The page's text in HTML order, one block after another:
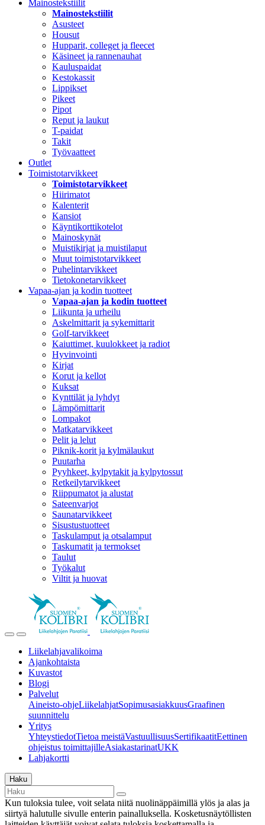
Mainostekstiilit
Mainostekstiilit
Asusteet
Housut
Hupparit, colleget ja fleecet
Käsineet ja rannenauhat
Kauluspaidat
Kestokassit
Lippikset
Pikeet
Pipot
Reput ja laukut
T-paidat
Takit
Työvaatteet
Outlet
Toimistotarvikkeet
Toimistotarvikkeet
Hiirimatot
Kalenterit
Kansiot
Käyntikorttikotelot
Mainoskynät
Muistikirjat ja muistilaput
Muut toimistotarvikkeet
Puhelintarvikkeet
Tietokonetarvikkeet
Vapaa-ajan ja kodin tuotteet
Vapaa-ajan ja kodin tuotteet
Liikunta ja urheilu
Askelmittarit ja sykemittarit
Golf-tarvikkeet
Kaiuttimet, kuulokkeet ja radiot
Hyvinvointi
Kirjat
Korut ja kellot
Kuksat
Kynttilät ja lyhdyt
Lämpömittarit
Lompakot
Matkatarvikkeet
Pelit ja lelut
Piknik-korit ja kylmälaukut
Puutarha
Pyyhkeet, kylpytakit ja kylpytossut
Retkeilytarvikkeet
Riippumatot ja alustat
Sateenvarjot
Saunatarvikkeet
Sisustustuotteet
Taskulamput ja otsalamput
Taskumatit ja termokset
Taulut
Työkalut
Viltit ja huovat
Liikelahjavalikoima
Ajankohtaista
Kuvastot
Blogi
Palvelut
Aineisto-ohjeLiikelahjatSopimusasiakkuusGraafinen
suunnittelu
Yritys
YhteystiedotTietoa meistäVastuullisuusSertifikaatitEettinen
ohjeistus toimittajilleAsiakastarinatUKK
Lahjakortti
Haku
Kun tuloksia tulee, voit selata niitä nuolinäppäimillä ylös ja alas ja
siirtyä halutulle sivulle enterin painalluksella. Kosketusnäytöllisten